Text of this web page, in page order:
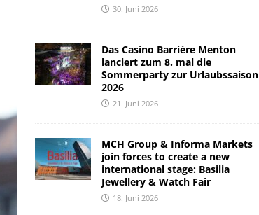
30. Juni 2026
Das Casino Barrière Menton
lanciert zum 8. mal die
Sommerparty zur Urlaubssaison
2026
21. Juni 2026
MCH Group & Informa Markets
join forces to create a new
international stage: Basilia
Jewellery & Watch Fair
18. Juni 2026